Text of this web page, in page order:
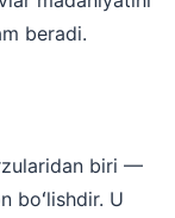
beradi.
biri —
boʻlishdir. U